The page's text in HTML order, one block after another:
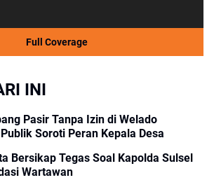
Full Coverage
INI
Pasir Tanpa Izin di Welado
Soroti Peran Kepala Desa
Bersikap Tegas Soal Kapolda Sulsel
Wartawan